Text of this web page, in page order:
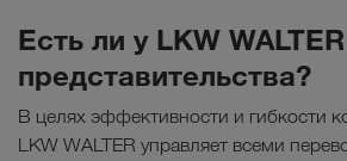
Есть ли у LKW WALTER
представительства?
В целях эффективности и гибкости
LKW WALTER управляет всеми